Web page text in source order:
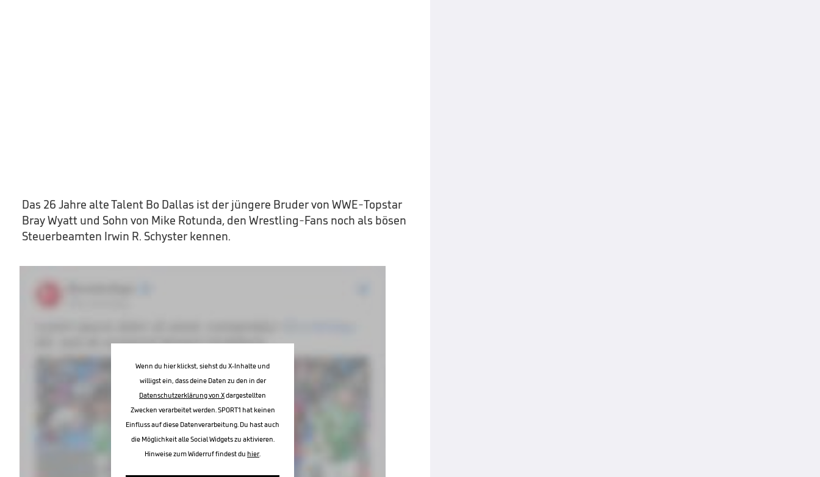
Das 26 Jahre alte Talent Bo Dallas ist der jüngere Bruder von WWE-Topstar
Bray Wyatt und Sohn von Mike Rotunda, den Wrestling-Fans noch als bösen
Steuerbeamten Irwin R. Schyster kennen.
Wenn du hier klickst, siehst du X-Inhalte und
willigst ein, dass deine Daten zu den in der
Datenschutzerklärung von Xdargestellten
Zwecken verarbeitet werden. SPORT1 hat keinen
Einfluss auf diese Datenverarbeitung. Du hast auch
die Möglichkeit alle Social Widgets zu aktivieren.
Hinweise zum Widerruf findest du hier.